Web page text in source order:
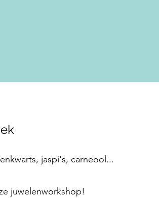
jaspi's, carneool...
juwelenworkshop!